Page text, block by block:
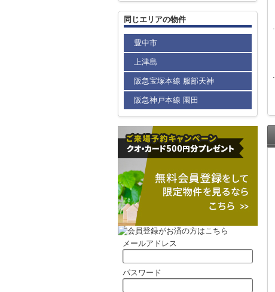
同じエリアの物件
豊中市
上津島
阪急宝塚本線 服部天神
阪急神戸本線 園田
メールアドレス
パスワード